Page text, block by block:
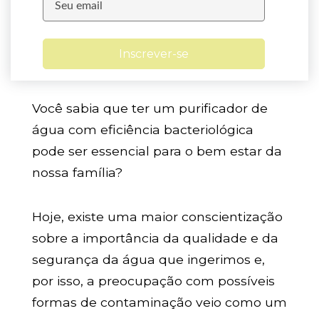
Inscrever-se
Você sabia que ter um purificador de
água com eficiência bacteriológica
pode ser essencial para o bem estar da
nossa família?
Hoje, existe uma maior conscientização
sobre a importância da qualidade e da
segurança da água que ingerimos e,
por isso, a preocupação com possíveis
formas de contaminação veio como um